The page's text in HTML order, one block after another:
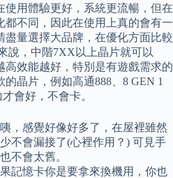
使用體驗更好，系統更流暢，但在
不同，因此在使用上真的會有一
量選擇大品牌，在優化方面比較
說，中階7XX以上晶片就可以
高效能越好，特別是有遊戲需求的
晶片，例如高通888、8 GEN 1
會好，不會卡。
，感覺好像好多了，在屋裡雖然
不會漏接了(心裡作用？) 可見手
不會太舊。
記憶卡你是要拿來換機用，你也